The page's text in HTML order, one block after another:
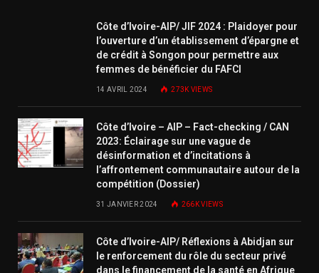
Côte d’Ivoire-AIP/ JIF 2024 : Plaidoyer pour
l’ouverture d’un établissement d’épargne et
de crédit à Songon pour permettre aux
femmes de bénéficier du FAFCI
14 AVRIL 2024 273K VIEWS
Côte d’Ivoire – AIP – Fact-checking / CAN
2023: Éclairage sur une vague de
désinformation et d’incitations à
l’affrontement communautaire autour de la
compétition (Dossier)
31 JANVIER 2024 266KVIEWS
Côte d’Ivoire-AIP/ Réflexions à Abidjan sur
le renforcement du rôle du secteur privé
dans le financement de la santé en Afrique